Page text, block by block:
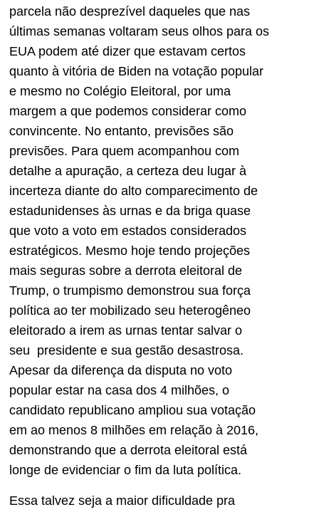
parcela não desprezível daqueles que nas
últimas semanas voltaram seus olhos para os
EUA podem até dizer que estavam certos
quanto à vitória de Biden na votação popular
e mesmo no Colégio Eleitoral, por uma
margem a que podemos considerar como
convincente. No entanto, previsões são
previsões. Para quem acompanhou com
detalhe a apuração, a certeza deu lugar à
incerteza diante do alto comparecimento de
estadunidenses às urnas e da briga quase
que voto a voto em estados considerados
estratégicos. Mesmo hoje tendo projeções
mais seguras sobre a derrota eleitoral de
Trump, o trumpismo demonstrou sua força
política ao ter mobilizado seu heterogêneo
eleitorado a irem as urnas tentar salvar o
seu presidente e sua gestão desastrosa.
Apesar da diferença da disputa no voto
popular estar na casa dos 4 milhões, o
candidato republicano ampliou sua votação
em ao menos 8 milhões em relação à 2016,
demonstrando que a derrota eleitoral está
longe de evidenciar o fim da luta política.
Essa talvez seja a maior dificuldade pra